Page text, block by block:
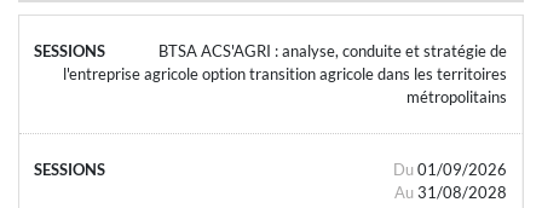
BTSA ACS'AGRI : analyse, conduite et stratégie de
l'entreprise agricole option transition agricole dans les territoires
métropolitains
Du 01/09/2026
Au 31/08/2028